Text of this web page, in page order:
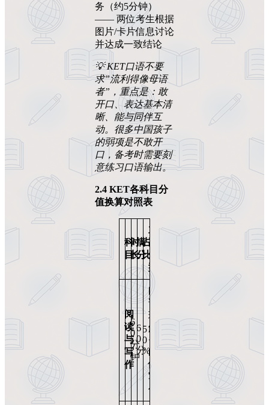
务（约5分钟）
—— 两位考生根据
图片/卡片信息讨论
并达成一致结论
💡 KET口语不要
求”流利得像母语
者” ，重点是：敢
开口、表达基本清
晰、能与同伴互
动。很多中国孩子
的弱项是不敢开
口，备考时需要刻
意练习口语输出。
2.4 KET各科目分
值换算对照表
科
目
时
长
满
分
占
比
主
要
题
型
阅
读
与
写
作
6
0
分
钟
6
0
分
5
0
%
阅
读
理
解
+
邮
件
写
作